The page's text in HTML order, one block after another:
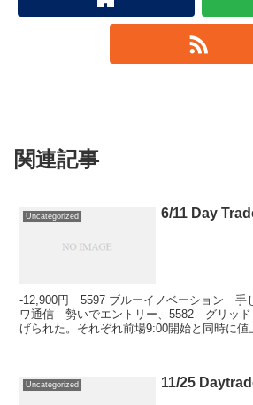
関連記事
Uncategorized 6/11 Day
-12,900円 5597 ブルーイノベーション 手
ワ通信 勢いでエントリー、5582 グリッ
げられた。それぞれ前場9:00開始と同時に
Uncategorized 11/25